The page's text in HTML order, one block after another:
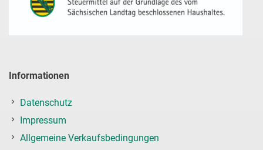
Informationen
Datenschutz
Impressum
Allgemeine Verkaufsbedingungen